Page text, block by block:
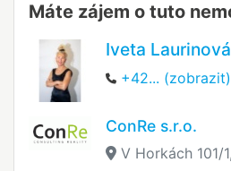
Máte zájem o tuto
Iveta Laurinová
+42... (zobrazit)
ConRe s.r.o.
V Horkách 101/